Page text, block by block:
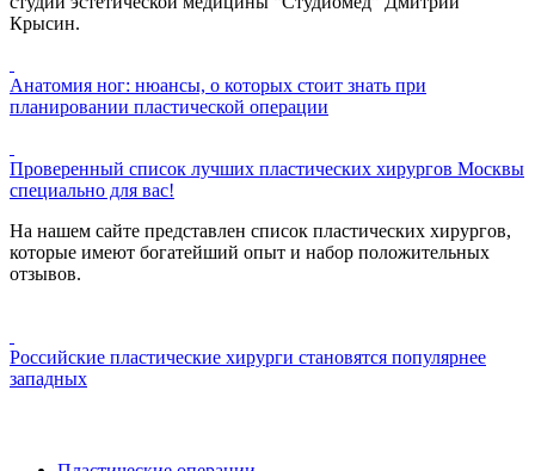
Крысин.
Анатомия ног: нюансы, о которых стоит знать при
планировании пластической операции
Проверенный список лучших пластических хирургов Москвы
специально для вас!
На нашем сайте представлен список пластических хирургов,
которые имеют богатейший опыт и набор положительных
отзывов.
Российские пластические хирурги становятся популярнее
западных